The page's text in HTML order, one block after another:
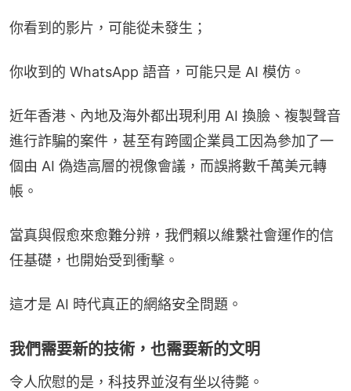
你看到的影片，可能從未發生；
你收到的 WhatsApp 語音，可能只是 AI 模仿。
近年香港、內地及海外都出現利用 AI 換臉、複製聲音
進行詐騙的案件，甚至有跨國企業員工因為參加了一
個由 AI 偽造高層的視像會議，而誤將數千萬美元轉
帳。
當真與假愈來愈難分辨，我們賴以維繫社會運作的信
任基礎，也開始受到衝擊。
這才是 AI 時代真正的網絡安全問題。
我們需要新的技術，也需要新的文明
令人欣慰的是，科技界並沒有坐以待斃。